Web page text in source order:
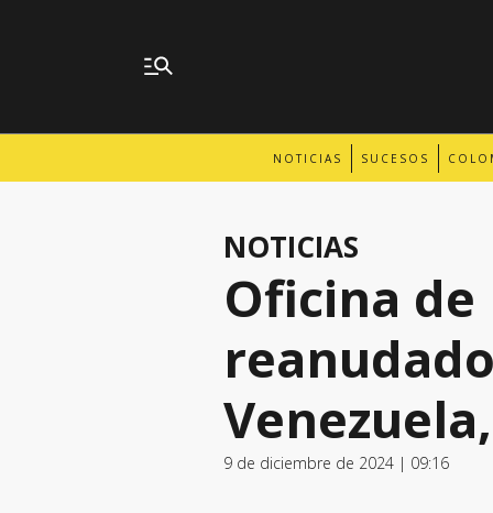
NOTICIAS SUCESOS
NOTICIAS
Oficina de
9 de diciembre de 2024 | 09:16